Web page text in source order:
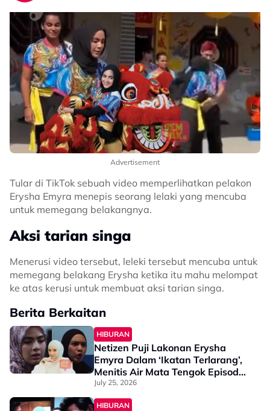
Advertisement
Tular di TikTok sebuah video memperlihatkan pelakon
Erysha Emyra menepis seorang lelaki yang mencuba
untuk memegang belakangnya.
Aksi tarian singa
Menerusi video tersebut, leleki tersebut mencuba untuk
memegang belakang Erysha ketika itu mahu melompat
ke atas kerusi untuk membuat aksi tarian singa.
Berita Berkaitan
HIBURAN
Netizen Puji Lakonan Erysha
Emyra Dalam ‘Ikatan Terlarang’,
Menitis Air Mata Tengok Episod
Akhir - “The Level Aku Suka
Dia…”
July 25, 2026
HIBURAN